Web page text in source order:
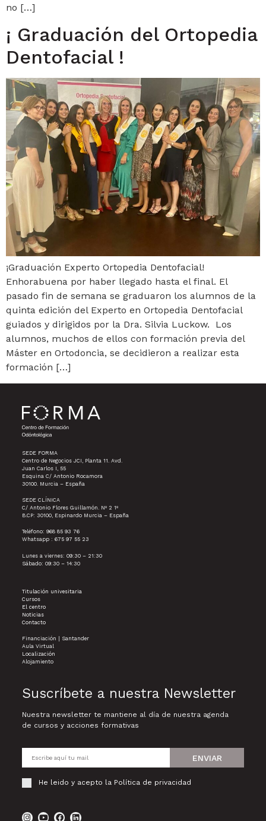
no […]
¡ Graduación del Ortopedia
Dentofacial !
¡Graduación Experto Ortopedia Dentofacial!
Enhorabuena por haber llegado hasta el final. El
pasado fin de semana se graduaron los alumnos de la
quinta edición del Experto en Ortopedia Dentofacial
guiados y dirigidos por la Dra. Silvia Luckow. Los
alumnos, muchos de ellos con formación previa del
Máster en Ortodoncia, se decidieron a realizar esta
formación […]
SEDE FORMA
Centro de Negocios JCI, Planta 11. Avd.
Juan Carlos I, 55
Esquina C/ Antonio Rocamora
30100. Murcia – España
SEDE CLÍNICA
C/ Antonio Flores Guillamón. Nº 2 1º
B.CP: 30100, Espinardo Murcia – España
Teléfono: 968 85 93 76
Whatsapp : 675 97 55 23
Lunes a viernes: 09:30 – 21:30
Sábado: 09:30 – 14:30
Titulación univesitaria
Cursos
El centro
Noticias
Contacto
Financiación | Santander
Aula Virtual
Localización
Alojamiento
Suscríbete a nuestra Newsletter
Nuestra newsletter te mantiene al día de nuestra agenda
de cursos y acciones formativas
He leido y acepto la Política de privacidad
ENVIAR